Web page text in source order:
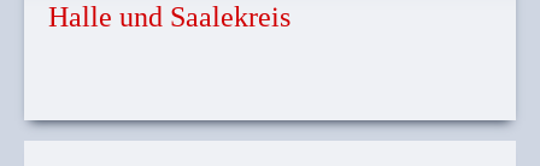
Halle und Saalekreis